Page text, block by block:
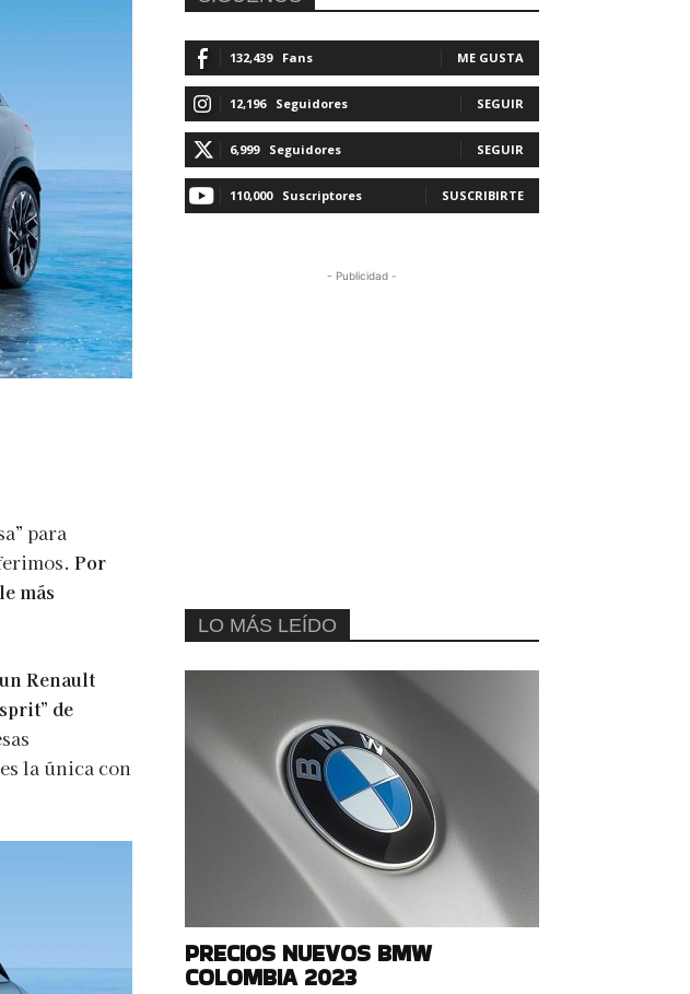
para
Por
más
Renault
de
la única con
132,439 Fans ME GUSTA
12,196 Seguidores SEGUIR
6,999 Seguidores SEGUIR
110,000 Suscriptores SUSCRIBIRTE
- Publicidad -
LO MÁS LEÍDO
PRECIOS NUEVOS BMW
COLOMBIA 2023